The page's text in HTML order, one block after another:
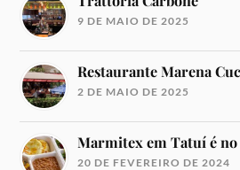
9 DE MAIO DE 2025
Restaurante Marena
2 DE MAIO DE 2025
Marmitex em Tatuí é
20 DE FEVEREIRO DE 2024